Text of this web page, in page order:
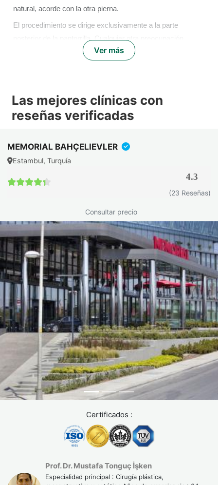
natural, acorde con la otra pierna.
El procedimiento se dirige exclusivamente a la parte
posterior de la pantorrilla. Cualquier otra preocupación
relacionada con las piernas, por ejemplo, el exceso de piel
¿Qué criterios determinan la elegibilidad
para este procedimiento?
plástico verifica que el paciente cumpla las siguientes
condiciones:
El origen traumático o neurológico de la pérdida
muscular está confirmado mediante una evaluación
(vasculares, ortopédicas) que requerirían un manejo
diferente.
Buen estado de salud general, sin contraindicaciones
para la anestesia o la cirugía.
Ausencia de enfermedad vascular no tratada en la
extremidad afectada.
Esta evaluación, realizada durante la consulta preoperatoria,
permite determinar el tamaño y la forma de implante más
adecuados para cada paciente.
El equipo médico de Turquie Santé acompaña a cada
paciente durante todo su proceso, desde la evaluación inicial
hasta el seguimiento posoperatorio, para lograr un resultado
funcional y duradero.
Ver más
Las mejores clínicas con
reseñas verificadas
MEMORIAL BAHÇELIEVLER
Estambul, Turquía
4.3
(23 Reseñas)
Consultar precio
Certificados :
Prof. Dr. Mustafa Tonguç İşken
Especialidad principal : Cirugía plástica,